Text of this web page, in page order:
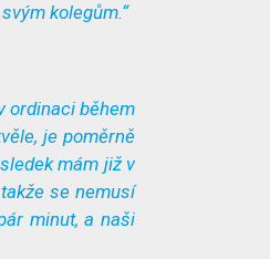
kolegům.“
ordinaci během
je poměrně
mám již v
se nemusí
minut, a naši